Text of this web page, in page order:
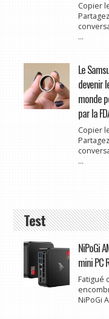
Copier
...
Le
devenir
monde
par la
Copier
...
Test
NiPoGi
mini PC
Fatigué
NiPoGi